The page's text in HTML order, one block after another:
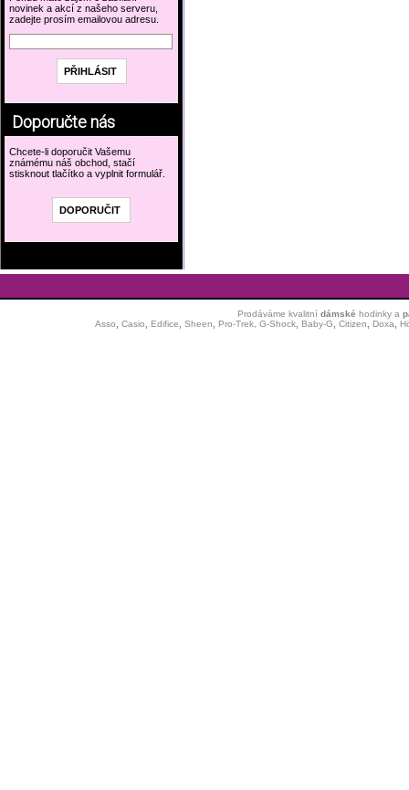
novinek a akcí z našeho serveru,
zadejte prosím emailovou adresu.
Doporučte nás
Chcete-li doporučit Vašemu
známému náš obchod, stačí
stisknout tlačítko a vyplnit formulář.
Prodáváme kvalitní dámské hodinkya
Asso
Casio Edifice Sheen Pro-Trek, G-Shock, Baby-G Citizen Doxa